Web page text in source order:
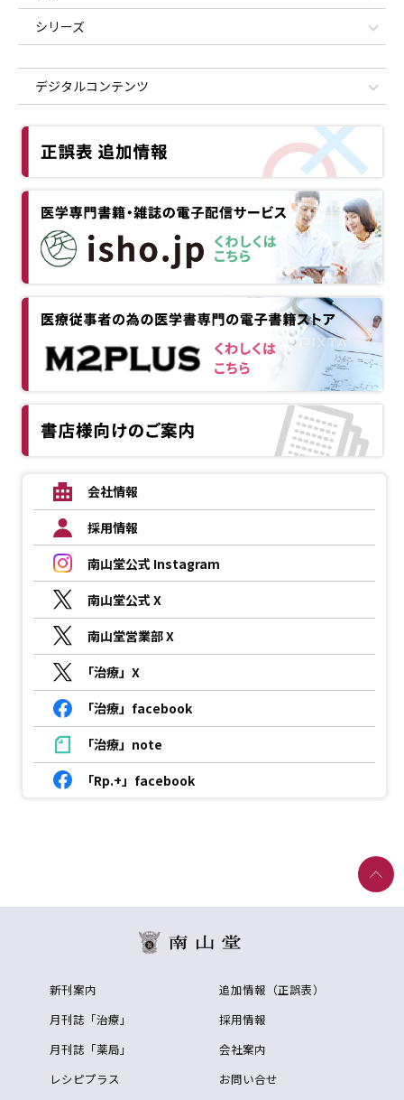
シリーズ
デジタルコンテンツ
会社情報
採用情報
南山堂公式 Instagram
南山堂公式 X
南山堂営業部 X
「治療」X
「治療」facebook
「治療」note
「Rp.+」facebook
新刊案内
月刊誌「治療」
月刊誌「薬局」
レシピプラス
追加情報（正誤表）
採用情報
会社案内
お問い合せ